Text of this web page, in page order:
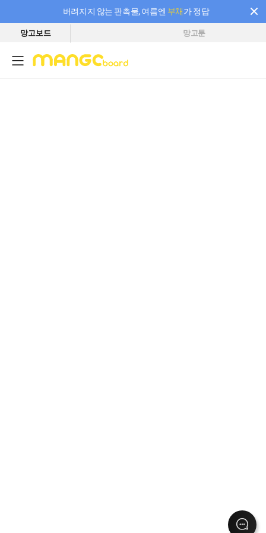
버려지지 않는 판촉물, 여름엔 부채가 정답
필요한 만큼 충전하고 끊김 없이 작업하세요! 새로워진 AI 부스터 요금제
망고보드 망고툰